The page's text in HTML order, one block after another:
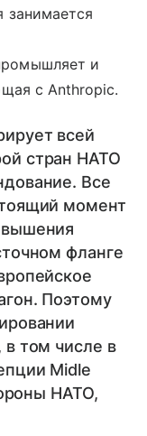
занимается
и
с Anthropic.
всей
стран НАТО
Все
момент
фланге
Поэтому
в том числе в
Midle
НАТО,